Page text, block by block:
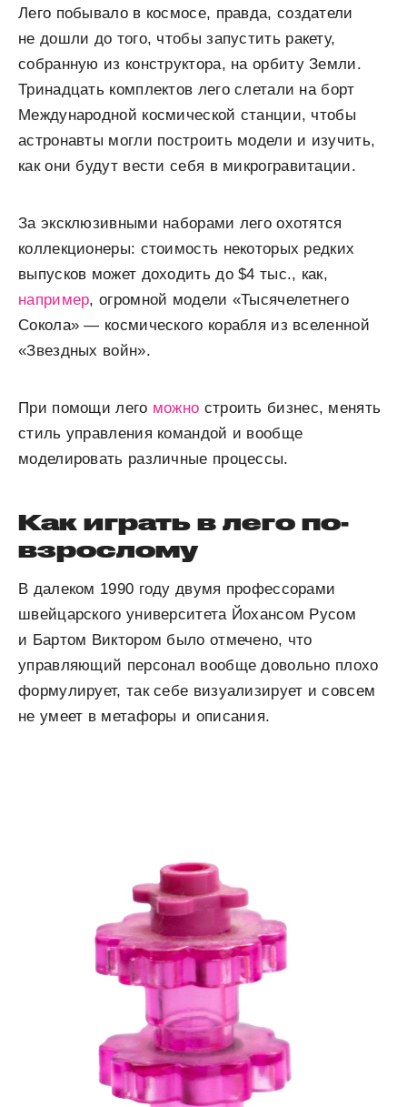
Лего побывало в космосе, правда, создатели
не дошли до того, чтобы запустить ракету,
собранную из конструктора, на орбиту Земли.
Тринадцать комплектов лего слетали на борт
Международной космической станции, чтобы
астронавты могли построить модели и изучить,
как они будут вести себя в микрогравитации.
За эксклюзивными наборами лего охотятся
коллекционеры: стоимость некоторых редких
выпусков может доходить до $4 тыс., как,
например, огромной модели «Тысячелетнего
Сокола» — космического корабля из вселенной
«Звездных войн».
При помощи лего можно строить бизнес, менять
стиль управления командой и вообще
моделировать различные процессы.
Как играть в лего по-
взрослому
В далеком 1990 году двумя профессорами
швейцарского университета Йохансом Русом
и Бартом Виктором было отмечено, что
управляющий персонал вообще довольно плохо
формулирует, так себе визуализирует и совсем
не умеет в метафоры и описания.